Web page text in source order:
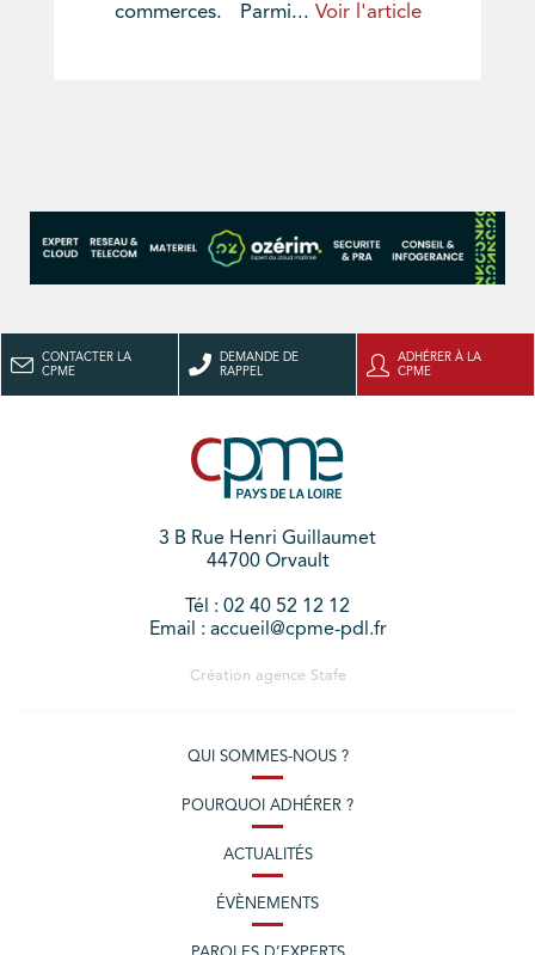
commerces. Parmi... Voir l'article
CONTACTER LA
CPME
DEMANDE DE
RAPPEL
ADHÉRER À LA
CPME
3 B Rue Henri Guillaumet
44700 Orvault
Tél : 02 40 52 12 12
Email : accueil@cpme-pdl.fr
Création agence Stafe
QUI SOMMES-NOUS ?
POURQUOI ADHÉRER ?
ACTUALITÉS
ÉVÈNEMENTS